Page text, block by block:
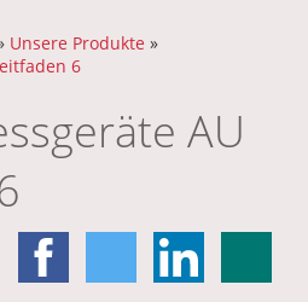
Unsere Produkte »
6
AU